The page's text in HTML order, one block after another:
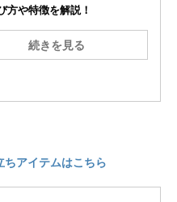
方や特徴を解説！
続きを見る
アイテムはこちら